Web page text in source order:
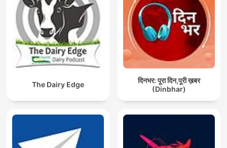
The Dairy Edge
दिनभर: पूरा दिन,पूरी ख़बर
(Dinbhar)